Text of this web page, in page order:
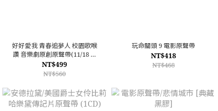
好好愛我 青春追夢人 校園歌喉
讚 音樂劇原創原聲帶(11/18 發
行)
NT$499
NT$560
玩命關頭 9 電影原聲帶
NT$418
NT$468